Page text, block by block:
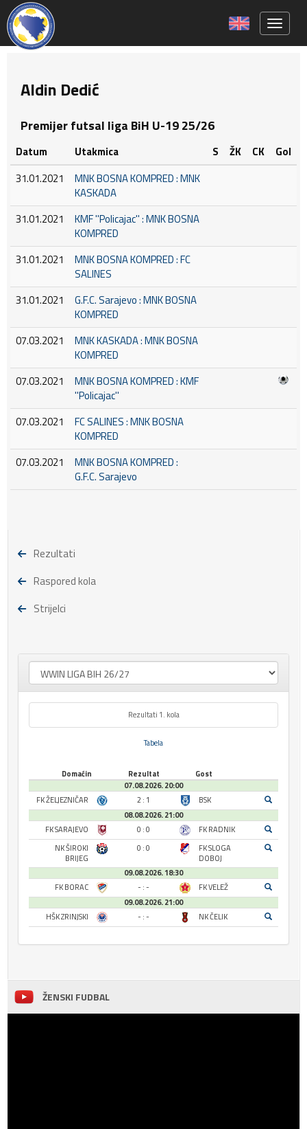
Aldin Dedić
Premijer futsal liga BiH U-19 25/26
Datum Utakmica S ŽK CK
Gol
31.01.2021
MNK BOSNA KOMPRED : MNK
KASKADA
31.01.2021
KMF ''Policajac'' : MNK BOSNA
KOMPRED
31.01.2021
MNK BOSNA KOMPRED : FC
SALINES
31.01.2021
G.F.C. Sarajevo : MNK BOSNA
KOMPRED
07.03.2021
MNK KASKADA : MNK BOSNA
KOMPRED
07.03.2021
MNK BOSNA KOMPRED : KMF
''Policajac''
07.03.2021
FC SALINES : MNK BOSNA
KOMPRED
07.03.2021
MNK BOSNA KOMPRED :
G.F.C. Sarajevo
Rezultati
Raspored kola
Strijelci
Rezultati 1. kola
Tabela
Domaćin Rezultat
Gost
07.08.2026. 20:00
FK ŽELJEZNIČAR
2 : 1
BSK
08.08.2026. 21:00
FK SARAJEVO
0 : 0
FK RADNIK
NK ŠIROKI
BRIJEG
0 : 0
FK SLOGA
DOBOJ
09.08.2026. 18:30
FK BORAC
- : -
FK VELEŽ
09.08.2026. 21:00
HŠK ZRINJSKI
- : - NK ČELIK
ŽENSKI FUDBAL